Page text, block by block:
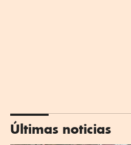
Últimas noticias